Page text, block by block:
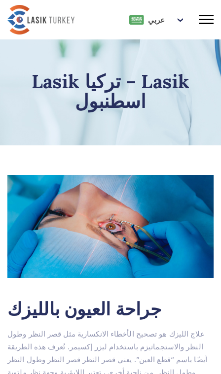
عربي
Lasik تركيا – Lasik
اسطنبول
جراحة العيون بالليزك
علاج الليزك هو تصحيح الأخطاء الانكسارية مثل قصر النظر وطول
النظر والاستجماتيزم باستخدام ليزر إكسيمر. تُعرف هذه الطريقة
أيضًا باسم “قطع العين”. يعني قصر النظر قصر النظر وطول النظر